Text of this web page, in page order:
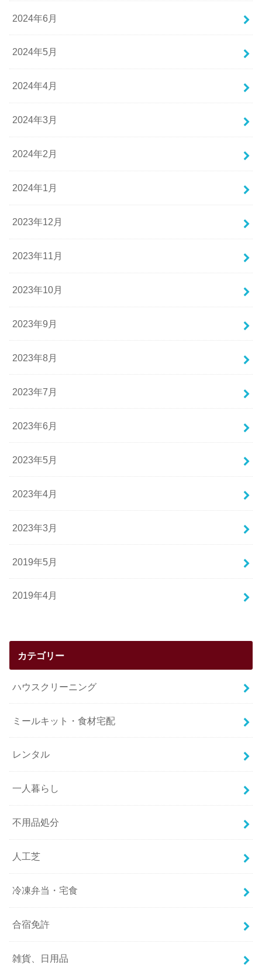
2024年6月
2024年5月
2024年4月
2024年3月
2024年2月
2024年1月
2023年12月
2023年11月
2023年10月
2023年9月
2023年8月
2023年7月
2023年6月
2023年5月
2023年4月
2023年3月
2019年5月
2019年4月
カテゴリー
ハウスクリーニング
ミールキット・食材宅配
レンタル
一人暮らし
不用品処分
人工芝
冷凍弁当・宅食
合宿免許
雑貨、日用品